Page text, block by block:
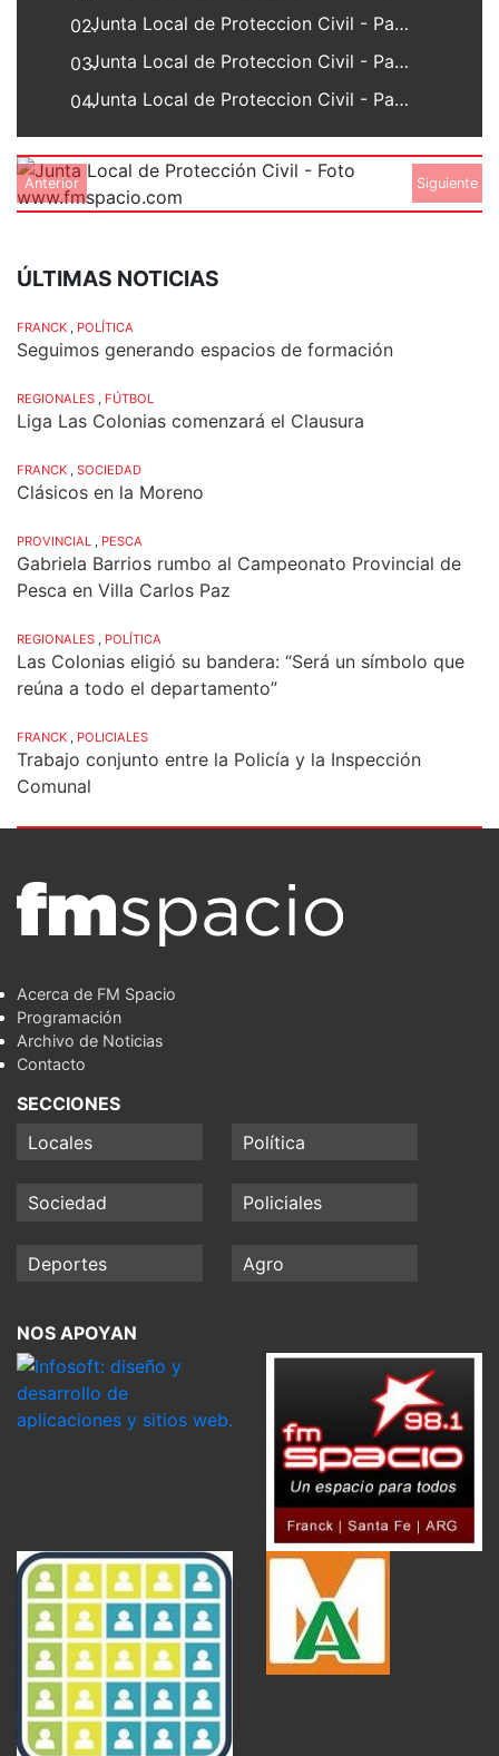
02.
Junta Local de Proteccion Civil - Parte 2
03.
Junta Local de Proteccion Civil - Parte 3
04.
Junta Local de Proteccion Civil - Parte 4
Anterior Siguiente
ÚLTIMAS NOTICIAS
FRANCK , POLÍTICA
Seguimos generando espacios de formación
REGIONALES , FÚTBOL
Liga Las Colonias comenzará el Clausura
FRANCK , SOCIEDAD
Clásicos en la Moreno
PROVINCIAL , PESCA
Gabriela Barrios rumbo al Campeonato Provincial de
Pesca en Villa Carlos Paz
REGIONALES , POLÍTICA
Las Colonias eligió su bandera: “Será un símbolo que
reúna a todo el departamento”
FRANCK , POLICIALES
Trabajo conjunto entre la Policía y la Inspección
Comunal
Acerca de FM Spacio
Programación
Archivo de Noticias
Contacto
SECCIONES
Locales
Política
Sociedad Policiales
Deportes Agro
NOS APOYAN